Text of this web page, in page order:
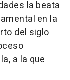
la beata
en la
del siglo
a la que